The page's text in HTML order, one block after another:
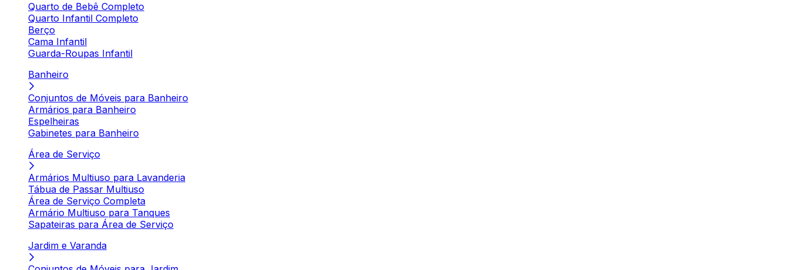
Quarto de Bebê Completo
Quarto Infantil Completo
Berço
Cama Infantil
Guarda-Roupas Infantil
Banheiro
Conjuntos de Móveis para Banheiro
Armários para Banheiro
Espelheiras
Gabinetes para Banheiro
Área de Serviço
Armários Multiuso para Lavanderia
Tábua de Passar Multiuso
Área de Serviço Completa
Armário Multiuso para Tanques
Sapateiras para Área de Serviço
Jardim e Varanda